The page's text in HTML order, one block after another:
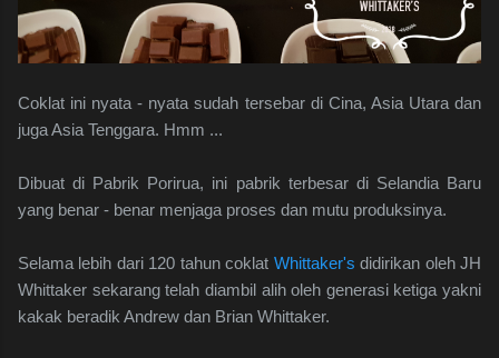
Coklat ini nyata - nyata sudah tersebar di Cina, Asia Utara dan
juga Asia Tenggara. Hmm ...
Dibuat di Pabrik Porirua, ini pabrik terbesar di Selandia Baru
yang benar - benar menjaga proses dan mutu produksinya.
Selama lebih dari 120 tahun coklat Whittaker's didirikan oleh JH
Whittaker sekarang telah diambil alih oleh generasi ketiga yakni
kakak beradik Andrew dan Brian Whittaker.